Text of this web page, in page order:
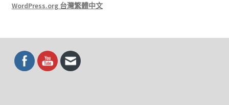
WordPress.org 台灣繁體中文